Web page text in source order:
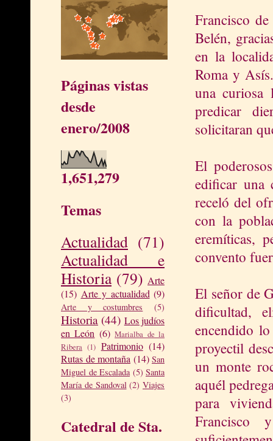
Páginas vistas
desde
enero/2008
1,651,279
Temas
Actualidad (71)
Actualidad e
Historia (79) Arte
(15) Arte y actualidad (9)
Arte y costumbres (5)
Historia (44) Los judíos
en León (6) Marialba de la
Ribera (1) Patrimonio (14)
Rutas de montaña (14) San
Miguel de Escalada (5) Santa
María de Sandoval (2) Viajes
(3)
Catedral de Sta.
Francisco
Belén,
en la
Roma y
una curiosa
predicar
solicitaran
El
edificar una
receló del
con la
eremíticas,
convento
El señor de
dificultad,
encendido
proyectil
un monte
aquél
para
Francisco